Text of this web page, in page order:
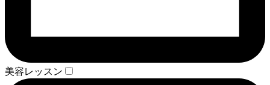
美容レッスン